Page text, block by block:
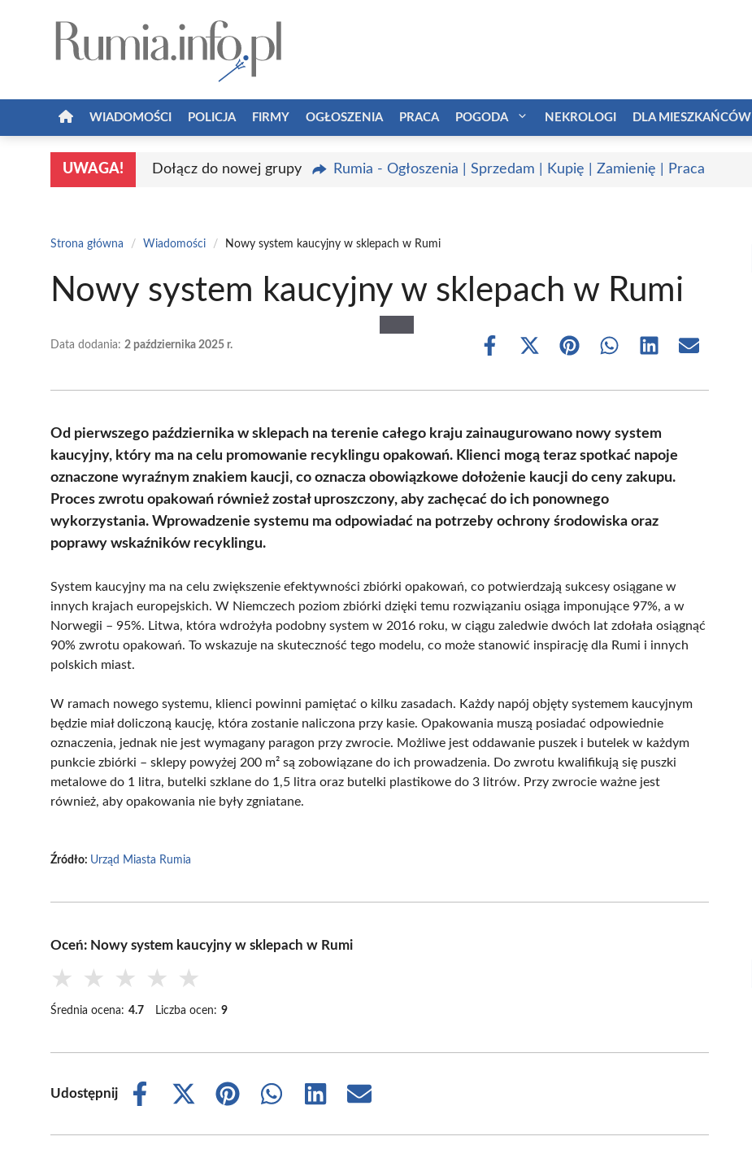
WIADOMOŚCI POLICJA FIRMY OGŁOSZENIA PRACA POGODA NEKROLOGI DLA MIESZKAŃCÓW
UWAGA! Dołącz do nowej grupy Rumia - Ogłoszenia | Sprzedam | Kupię | Zamienię | Praca
Strona główna / Wiadomości / Nowy system kaucyjny w sklepach w Rumi
Nowy system kaucyjny w sklepach w Rumi
Data dodania: 2 października 2025 r.
Share
Share
(Twitter)
Share Share Share Share
Od pierwszego października w sklepach na terenie całego kraju zainaugurowano nowy system
kaucyjny, który ma na celu promowanie recyklingu opakowań. Klienci mogą teraz spotkać napoje
oznaczone wyraźnym znakiem kaucji, co oznacza obowiązkowe dołożenie kaucji do ceny zakupu.
Proces zwrotu opakowań również został uproszczony, aby zachęcać do ich ponownego
wykorzystania. Wprowadzenie systemu ma odpowiadać na potrzeby ochrony środowiska oraz
poprawy wskaźników recyklingu.
System kaucyjny ma na celu zwiększenie efektywności zbiórki opakowań, co potwierdzają sukcesy osiągane w
innych krajach europejskich. W Niemczech poziom zbiórki dzięki temu rozwiązaniu osiąga imponujące 97%, a w
Norwegii – 95%. Litwa, która wdrożyła podobny system w 2016 roku, w ciągu zaledwie dwóch lat zdołała osiągnąć
90% zwrotu opakowań. To wskazuje na skuteczność tego modelu, co może stanowić inspirację dla Rumi i innych
polskich miast.
W ramach nowego systemu, klienci powinni pamiętać o kilku zasadach. Każdy napój objęty systemem kaucyjnym
będzie miał doliczoną kaucję, która zostanie naliczona przy kasie. Opakowania muszą posiadać odpowiednie
oznaczenia, jednak nie jest wymagany paragon przy zwrocie. Możliwe jest oddawanie puszek i butelek w każdym
punkcie zbiórki – sklepy powyżej 200 m² są zobowiązane do ich prowadzenia. Do zwrotu kwalifikują się puszki
metalowe do 1 litra, butelki szklane do 1,5 litra oraz butelki plastikowe do 3 litrów. Przy zwrocie ważne jest
również, aby opakowania nie były zgniatane.
Źródło: Urząd Miasta Rumia
Oceń: Nowy system kaucyjny w sklepach w Rumi
★ ★ ★ ★ ★
Średnia ocena: 4.7 Liczba ocen: 9
Udostępnij
Share
Share
(Twitter)
Share
Share
Share
Share